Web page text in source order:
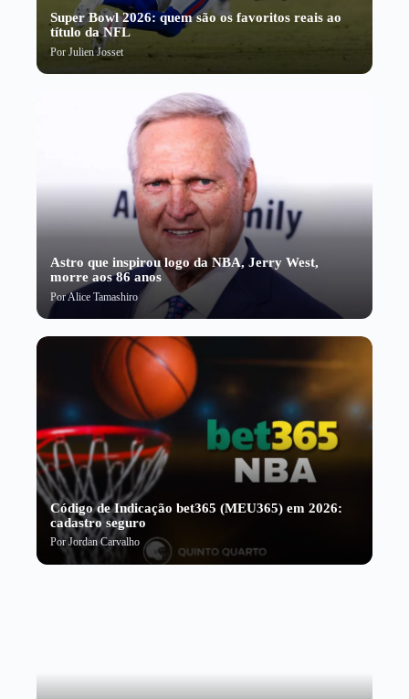
Super Bowl 2026: quem são os favoritos reais ao
título da NFL
Por Julien Josset
Astro que inspirou logo da NBA, Jerry West,
morre aos 86 anos
PorAlice Tamashiro
Código de Indicação bet365 (MEU365) em 2026:
cadastro seguro
PorJordan Carvalho